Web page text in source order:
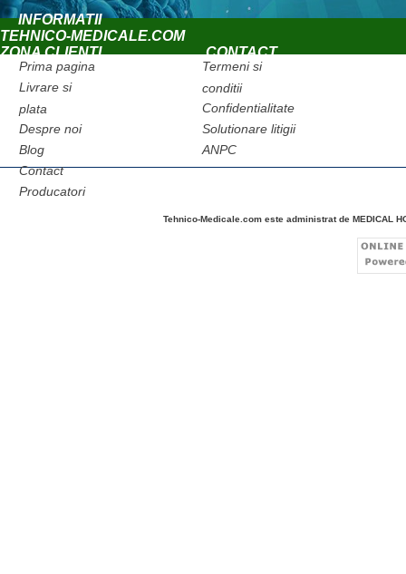
INFORMATII
TEHNICO-MEDICALE.COM
ZONA CLIENTI
CONTACT
Prima pagina
Livrare si
plata
Despre noi
Blog
Contact
Producatori
Termeni si
conditii
Confidentialitate
Solutionare litigii
ANPC
Tehnico-Medicale.com este administrat de MEDICAL